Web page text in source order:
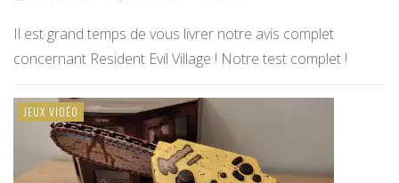
Il est grand temps de vous livrer notre avis complet
concernant Resident Evil Village ! Notre test complet !
JEUX VIDÉO